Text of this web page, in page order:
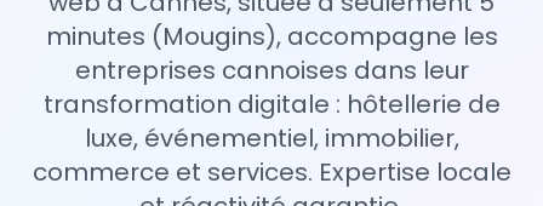
minutes (Mougins), accompagne les
entreprises cannoises dans leur
transformation digitale : hôtellerie de
luxe, événementiel, immobilier,
commerce et services. Expertise locale